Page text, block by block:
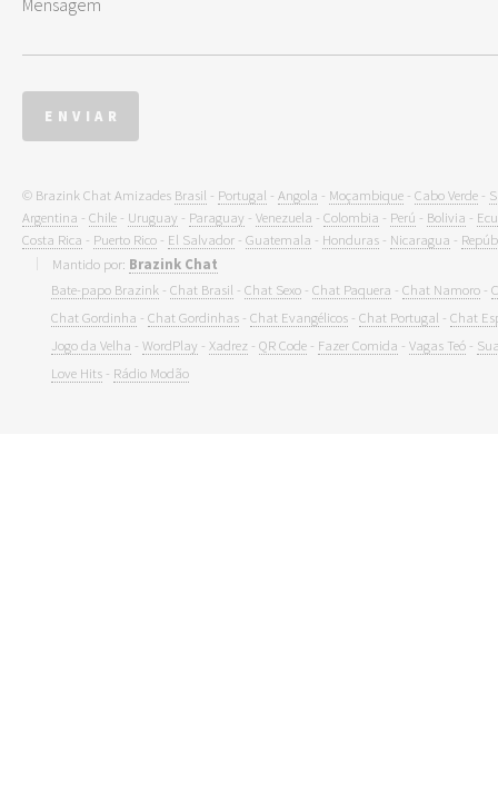
© Brazink Chat Amizades Brasil - Portugal - Angola - Moçambique - Cabo Verde -
Argentina - Chile - Uruguay - Paraguay - Venezuela - Colombia - Perú - Bolivia -
Costa Rica - Puerto Rico - El Salvador - Guatemala - Honduras - Nicaragua -
Mantido por: Brazink Chat
Bate-papo Brazink - Chat Brasil - Chat Sexo- Chat Paquera - Chat Namoro-
Chat Gordinha - Chat Gordinhas- Chat Evangélicos- Chat Portugal - Chat
Jogo da Velha - WordPlay - Xadrez- QR Code- Fazer Comida - Vagas Teó-
Love Hits- Rádio Modão